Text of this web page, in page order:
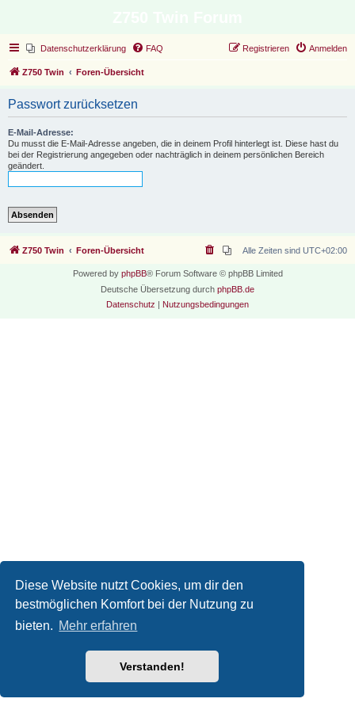
Diese Website nutzt Cookies, um dir den
bestmöglichen Komfort bei der Nutzung zu
bieten. Mehr erfahren
Verstanden!
Datenschutzerklärung FAQ Anmelden
Registrieren
Z750 Twin Foren-Übersicht
Passwort zurücksetzen
E-Mail-Adresse:
Du musst die E-Mail-Adresse angeben, die in deinem Profil hinterlegt ist. Diese hast du
bei der Registrierung angegeben oder nachträglich in deinem persönlichen Bereich
geändert.
Z750 Twin Foren-Übersicht Alle Zeiten sind UTC+02:00
Powered by phpBB® Forum Software © phpBB Limited
Deutsche Übersetzung durch phpBB.de
Datenschutz | Nutzungsbedingungen